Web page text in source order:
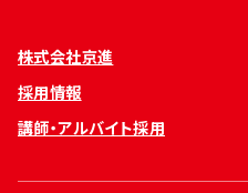
株式会社京進
採用情報
講師・アルバイト採用